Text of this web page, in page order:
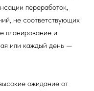
переработок,
не соответствующих
планирование и
или каждый день —
ожидание от